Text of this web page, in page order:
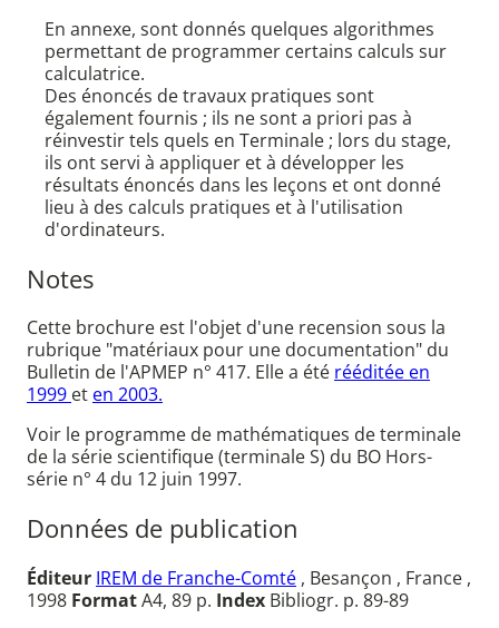
En annexe, sont donnés quelques algorithmes
permettant de programmer certains calculs sur
calculatrice.
Des énoncés de travaux pratiques sont
également fournis ; ils ne sont a priori pas à
réinvestir tels quels en Terminale ; lors du stage,
ils ont servi à appliquer et à développer les
résultats énoncés dans les leçons et ont donné
lieu à des calculs pratiques et à l'utilisation
d'ordinateurs.
Notes
Cette brochure est l'objet d'une recension sous la
rubrique "matériaux pour une documentation" du
Bulletin de l'APMEP n° 417. Elle a été rééditée en
1999 et en 2003.
Voir le programme de mathématiques de terminale
de la série scientifique (terminale S) du BO Hors-
série n° 4 du 12 juin 1997.
Données de publication
Éditeur IREM de Franche-Comté , Besançon , France ,
1998 FormatA4, 89 p. Index Bibliogr. p. 89-89